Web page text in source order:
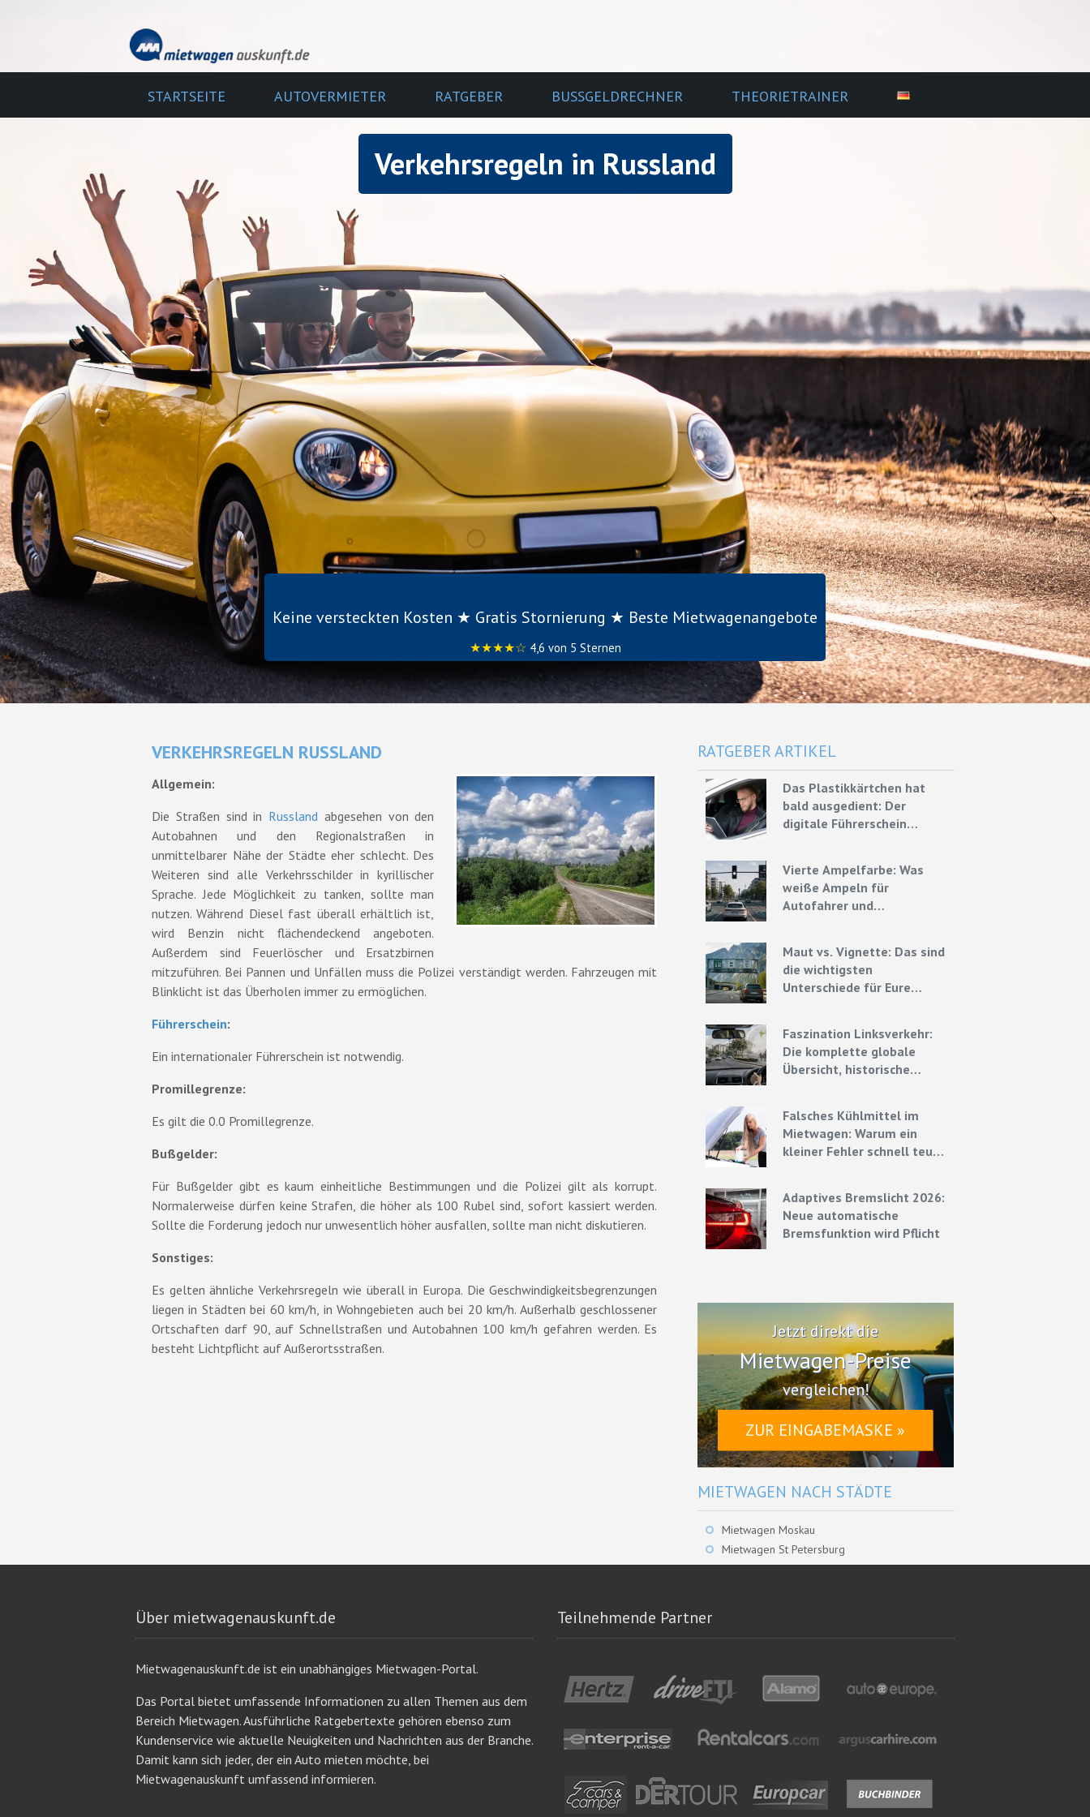
STARTSEITE AUTOVERMIETER RATGEBER BUSSGELDRECHNER THEORIETRAINER
Verkehrsregeln in Russland
Keine versteckten Kosten ★ Gratis Stornierung ★ Beste Mietwagenangebote
★★★★☆ 4,6 von 5 Sternen
VERKEHRSREGELN RUSSLAND
Allgemein:
Die Straßen sind in Russland abgesehen von den
Autobahnen und den Regionalstraßen in
unmittelbarer Nähe der Städte eher schlecht. Des
Weiteren sind alle Verkehrsschilder in kyrillischer
Sprache. Jede Möglichkeit zu tanken, sollte man
nutzen. Während Diesel fast überall erhältlich ist,
wird Benzin nicht flächendeckend angeboten.
Außerdem sind Feuerlöscher und Ersatzbirnen
mitzuführen. Bei Pannen und Unfällen muss die Polizei verständigt werden. Fahrzeugen mit
Blinklicht ist das Überholen immer zu ermöglichen.
Führerschein:
Ein internationaler Führerschein ist notwendig.
Promillegrenze:
Es gilt die 0.0 Promillegrenze.
Bußgelder:
Für Bußgelder gibt es kaum einheitliche Bestimmungen und die Polizei gilt als korrupt.
Normalerweise dürfen keine Strafen, die höher als 100 Rubel sind, sofort kassiert werden.
Sollte die Forderung jedoch nur unwesentlich höher ausfallen, sollte man nicht diskutieren.
Sonstiges:
Es gelten ähnliche Verkehrsregeln wie überall in Europa. Die Geschwindigkeitsbegrenzungen
liegen in Städten bei 60 km/h, in Wohngebieten auch bei 20 km/h. Außerhalb geschlossener
Ortschaften darf 90, auf Schnellstraßen und Autobahnen 100 km/h gefahren werden. Es
besteht Lichtpflicht auf Außerortsstraßen.
RATGEBER ARTIKEL
Das Plastikkärtchen hat
bald ausgedient: Der
digitale Führerschein
Vierte Ampelfarbe: Was
weiße Ampeln für
Autofahrer und
Maut vs. Vignette: Das sind
die wichtigsten
Unterschiede für Eure
Faszination Linksverkehr:
Die komplette globale
Übersicht, historische
Falsches Kühlmittel im
Mietwagen: Warum ein
kleiner Fehler schnell teuer
Adaptives Bremslicht 2026:
Neue automatische
Bremsfunktion wird Pflicht
Jetzt direkt die
Mietwagen-Preise
vergleichen!
ZUR EINGABEMASKE »
MIETWAGEN NACH STÄDTE
Mietwagen Moskau
Mietwagen St Petersburg
Über mietwagenauskunft.de
Mietwagenauskunft.de ist ein unabhängiges Mietwagen-Portal.
Das Portal bietet umfassende Informationen zu allen Themen aus dem
Bereich Mietwagen. Ausführliche Ratgebertexte gehören ebenso zum
Kundenservice wie aktuelle Neuigkeiten und Nachrichten aus der Branche.
Damit kann sich jeder, der ein Auto mieten möchte, bei
Mietwagenauskunft umfassend informieren.
Teilnehmende Partner